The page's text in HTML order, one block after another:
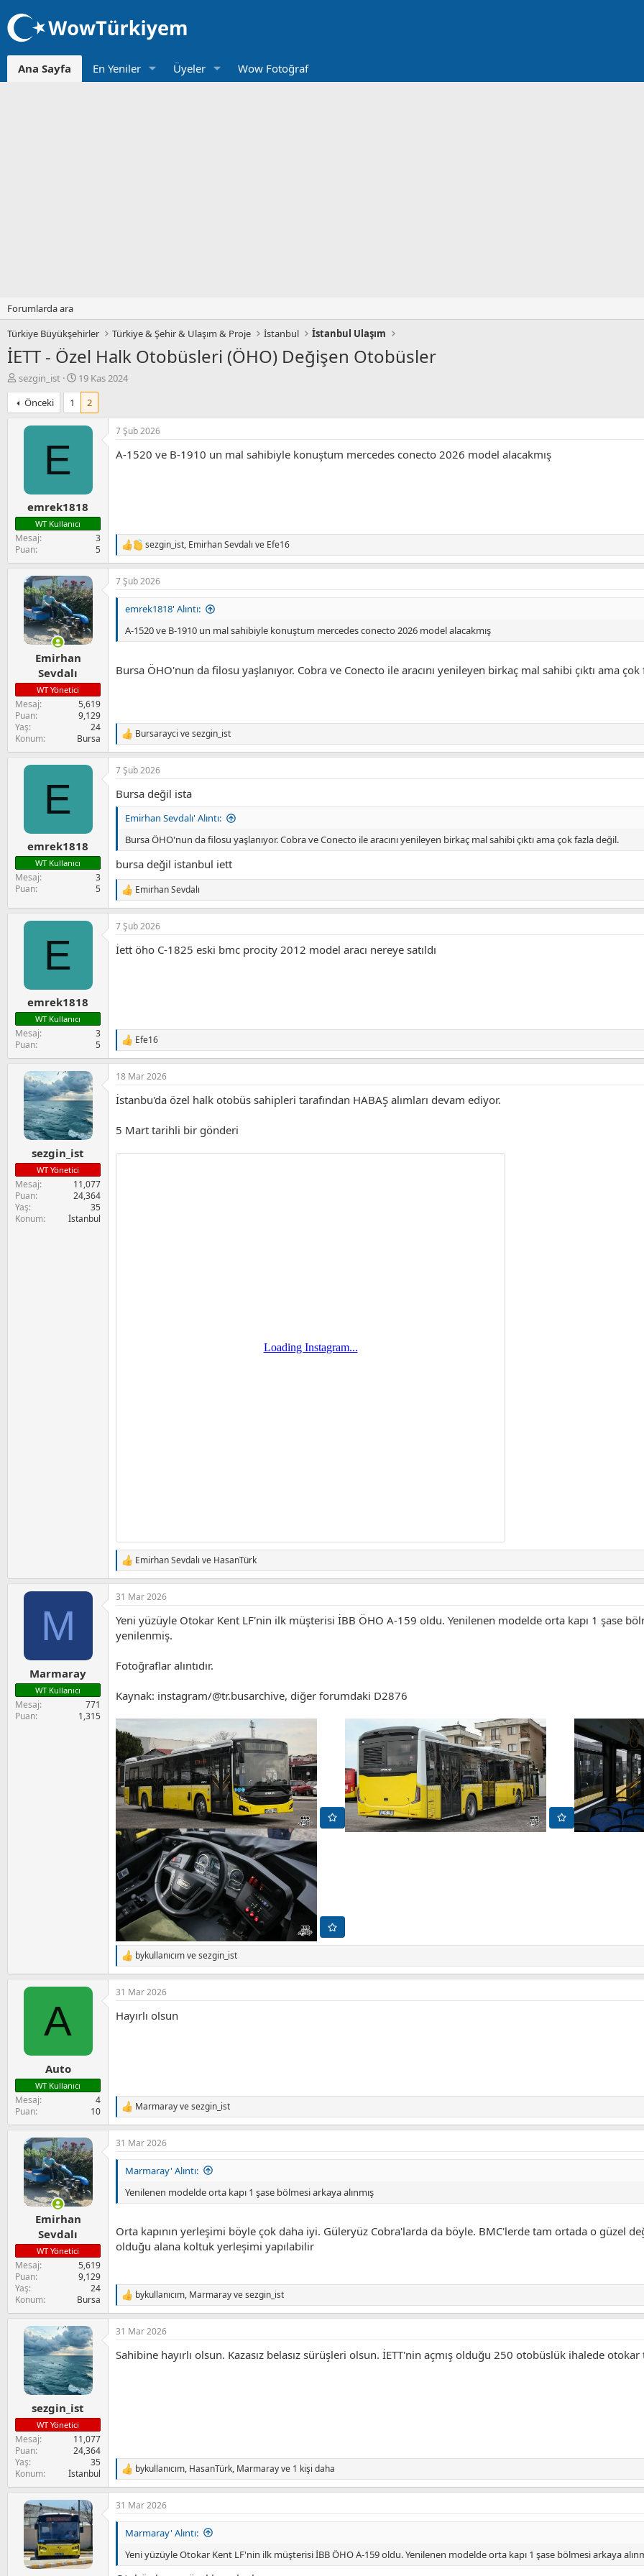
Ana Sayfa En Yeniler Üyeler Wow Fotoğraf
Forumlarda ara
Türkiye Büyükşehirler
Türkiye & Şehir & Ulaşım & Proje İstanbul İstanbul Ulaşım
İETT - Özel Halk Otobüsleri (ÖHO) Değişen Otobüsler
K
o
n
u
t
a
n
sezgin_ist
B
a
l
a
t
a
r
i
19 Kas 2024
Önceki
1 2
E
emrek1818
WT Kullanıcı
Mesaj
3
Puan
5
7 Şub 2026
A-1520 ve B-1910 un mal sahibiyle konuştum mercedes conecto 2026 model alacakmış
T
e
p
k
i
:
sezgin_ist, Emirhan Sevdalı ve Efe16
Emirhan
Sevdalı
WT Yönetici
Mesaj
5,619
Puan
9,129
Yaş
24
Konum
Bursa
7 Şub 2026
emrek1818' Alıntı:
A-1520 ve B-1910 un mal sahibiyle konuştum mercedes conecto 2026 model alacakmış
Bursa ÖHO'nun da filosu yaşlanıyor. Cobra ve Conecto ile aracını yenileyen birkaç mal sahibi çıktı ama
T
e
p
k
l
e
Bursarayci vesezgin_ist
E
emrek1818
WT Kullanıcı
Mesaj
3
Puan
5
7 Şub 2026
Bursa değil ista
Emirhan Sevdalı' Alıntı:
Bursa ÖHO'nun da filosu yaşlanıyor. Cobra ve Conecto ile aracını yenileyen birkaç mal sahibi çıktı ama çok fazla değil.
bursa değil istanbul iett
T
e
p
k
l
Emirhan Sevdalı
E
emrek1818
WT Kullanıcı
Mesaj
3
Puan
5
7 Şub 2026
İett öho C-1825 eski bmc procity 2012 model aracı nereye satıldı
T
e
p
k
l
:
Efe16
sezgin_ist
WT Yönetici
Mesaj
11,077
Puan
24,364
Yaş
35
Konum
İstanbul
18 Mar 2026
İstanbu'da özel halk otobüs sahipleri tarafından HABAŞ alımları devam ediyor.
5 Mart tarihli bir gönderi
T
e
p
k
l
e
Emirhan Sevdalı ve HasanTürk
M
Marmaray
WT Kullanıcı
Mesaj
771
Puan
1,315
31 Mar 2026
Yeni yüzüyle Otokar Kent LF'nin ilk müşterisi İBB ÖHO A-159 oldu. Yenilenen modelde orta kapı 1 şase
yenilenmiş.
Fotoğraflar alıntıdır.
Kaynak: instagram/@tr.busarchive, diğer forumdaki D2876
T
e
p
k
l
bykullanıcımvesezgin_ist
A
Auto
WT Kullanıcı
Mesaj
4
Puan
10
31 Mar 2026
Hayırlı olsun
T
e
p
k
i
:
Marmarayvesezgin_ist
Emirhan
Sevdalı
WT Yönetici
Mesaj
5,619
Puan
9,129
Yaş
24
Konum
Bursa
31 Mar 2026
Marmaray' Alıntı:
Yenilenen modelde orta kapı 1 şase bölmesi arkaya alınmış
Orta kapının yerleşimi böyle çok daha iyi. Güleryüz Cobra'larda da böyle. BMC'lerde tam ortada o güzel
olduğu alana koltuk yerleşimi yapılabilir
T
e
p
k
l
bykullanıcım, Marmarayvesezgin_ist
sezgin_ist
WT Yönetici
Mesaj
11,077
Puan
24,364
Yaş
35
Konum
İstanbul
31 Mar 2026
Sahibine hayırlı olsun. Kazasız belasız sürüşleri olsun. İETT'nin açmış olduğu 250 otobüslük ihalede
T
e
p
k
i
:
bykullanıcım, HasanTürk, Marmarayve 1 kişi daha
31 Mar 2026
Marmaray' Alıntı:
Yeni yüzüyle Otokar Kent LF'nin ilk müşterisi İBB ÖHO A-159 oldu. Yenilenen modelde orta kapı 1 şase bölmesi arkaya